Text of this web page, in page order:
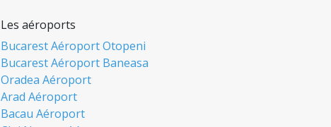
Les aéroports
Bucarest Aéroport Otopeni
Bucarest Aéroport Baneasa
Oradea Aéroport
Arad Aéroport
Bacau Aéroport